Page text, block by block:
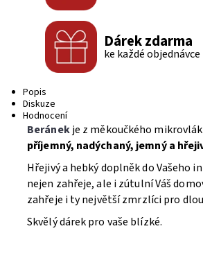
Dárek zdarma
ke každé objednávce
Popis
Diskuze
Hodnocení
Beránekje z měkoučkého
příjemný, nadýchaný, jemný a
Hřejivý a hebký doplněk do Vašeho
nejen zahřeje, ale i zútulní Váš
zahřeje i ty největší zmrzlíci pro
Skvělý dárek pro vaše blízké.